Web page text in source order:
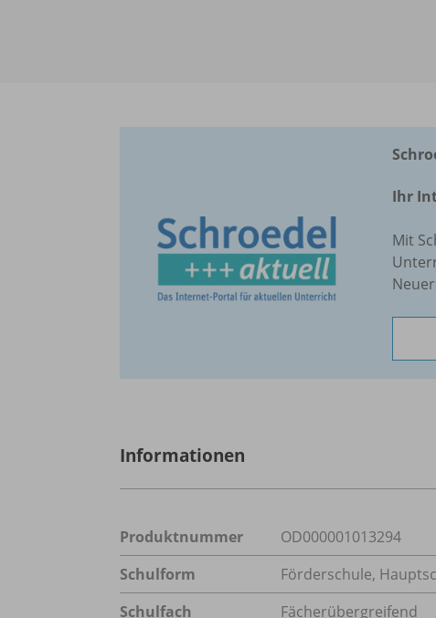
Ihr
Mit
Informationen
Produktnummer
OD000001013294
Schulform
Förderschule,
Schulfach
Fächerübergreifend